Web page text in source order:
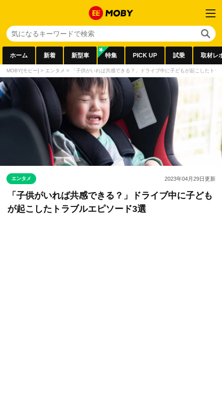
ホーム 新着 新型車 特集 PICK UP 試乗 取材レ
MOBY[モビー] > エンタメ > 「子供がいれば共感できる？」ドライブ中に子どもが起こしたトラ
エンタメ 2023年04月29日更新
「子供がいれば共感できる？」ドライブ中に子ども
が起こしたトラブルエピソード3選